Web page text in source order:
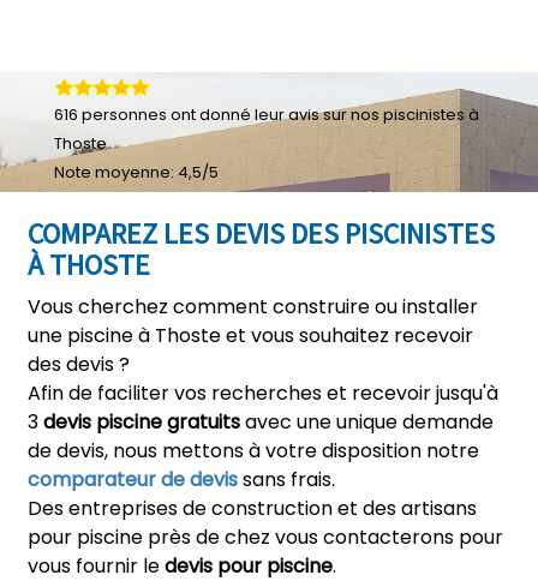
COMPAREZ LES DEVIS DES PISCINISTES
À THOSTE
Vous cherchez comment construire ou installer
une piscine à Thoste et vous souhaitez recevoir
des devis ?
Afin de faciliter vos recherches et recevoir jusqu'à
3devis piscine gratuitsavec une unique demande
de devis, nous mettons à votre disposition notre
comparateur de devissans frais.
Des entreprises de construction et des artisans
pour piscine près de chez vous contacterons pour
vous fournir ledevis pour piscine.
616 personnes ont donné leuravis sur nos piscinistes à
Thoste
Note moyenne: 4,5/5